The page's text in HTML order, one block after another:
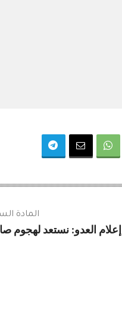
المادة
إعلام العدو: نستعد لهجوم